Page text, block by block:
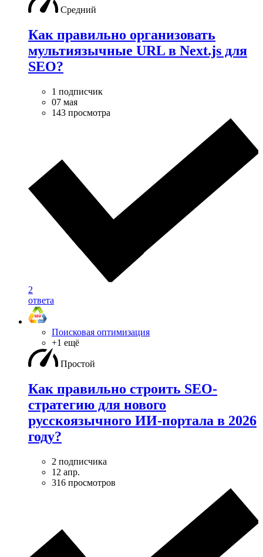
Средний
Как правильно организовать
мультиязычные URL в Next.js для
SEO?
1 подписчик
07 мая
143 просмотра
2
ответа
Поисковая оптимизация
+1 ещё
Простой
Как правильно строить SEO-
стратегию для нового
русскоязычного ИИ-портала в 2026
году?
2 подписчика
12 апр.
316 просмотров